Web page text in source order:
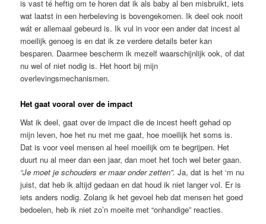
is vast té heftig om te horen dat ik als baby al ben misbruikt, iets
wat laatst in een herbeleving is bovengekomen. Ik deel ook nooit
wát er allemaal gebeurd is. Ik vul in voor een ander dat incest al
moeilijk genoeg is en dat ik ze verdere details beter kan
besparen. Daarmee bescherm ik mezelf waarschijnlijk ook, of dat
nu wel of niet nodig is. Het hoort bij mijn
overlevingsmechanismen.
Het gaat vooral over de impact
Wat ik deel, gaat over de impact die de incest heeft gehad op
mijn leven, hoe het nu met me gaat, hoe moeilijk het soms is.
Dat is voor veel mensen al heel moeilijk om te begrijpen. Het
duurt nu al meer dan een jaar, dan moet het toch wel beter gaan.
“Je moet je schouders er maar onder zetten”.Ja, dat is het ‘m nu
juist, dat heb ik altijd gedaan en dat houd ik niet langer vol. Er is
iets anders nodig. Zolang ik het gevoel heb dat mensen het goed
bedoelen, heb ik niet zo’n moeite met “onhandige” reacties.